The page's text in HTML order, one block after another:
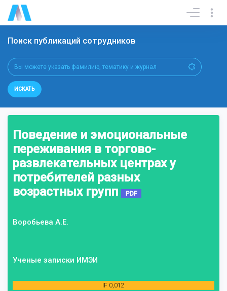
Поиск публикаций сотрудников
ИСКАТЬ
Поведение и эмоциональные
переживания в торгово-
развлекательных центрах у
потребителей разных
возрастных групп
PDF
Воробьева А.Е.
Ученые записки ИМЭИ
IF 0,012